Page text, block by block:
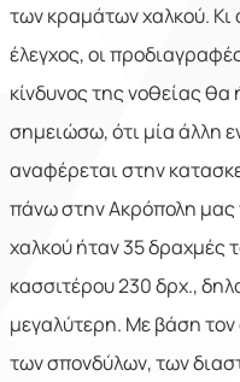
των κραμάτων χαλκού. Κι
έλεγχος, οι
κίνδυνος της νοθείας
σημειώσω, ότι μία άλλη
αναφέρεται στην
πάνω στην Ακρόπολη μας
χαλκού ήταν 35 δραχμές
κασσιτέρου 230 δρχ.,
μεγαλύτερη. Με βάση
των σπονδύλων, των